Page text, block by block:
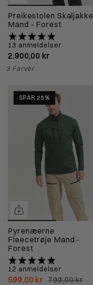
Preikestolen Skaljakke
Mand - Forest
13 anmeldelser
2.900,00 kr
3 Farver
SPAR 25%
Pyrenæerne
Fleecetrøje Mand -
Forest
12 anmeldelser
599,00 kr 799,00 kr